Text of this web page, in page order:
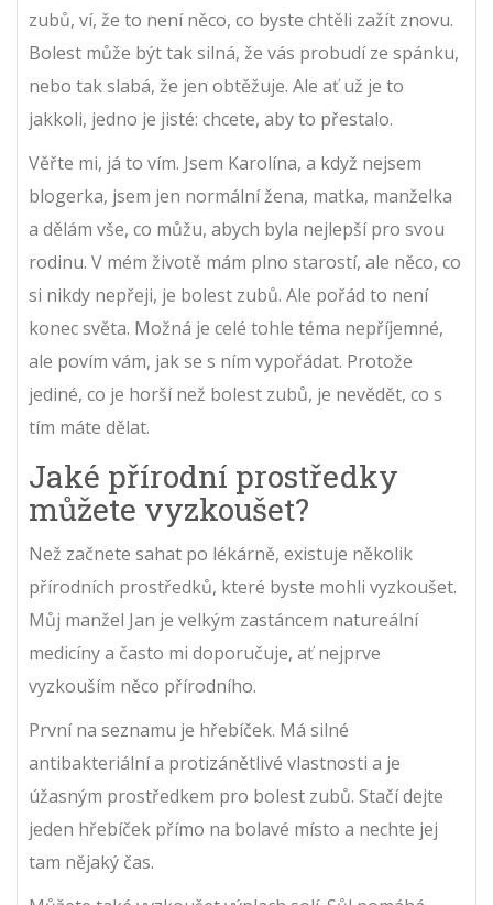
zubů, ví, že to není něco, co byste chtěli zažít znovu.
Bolest může být tak silná, že vás probudí ze spánku,
nebo tak slabá, že jen obtěžuje. Ale ať už je to
jakkoli, jedno je jisté: chcete, aby to přestalo.
Věřte mi, já to vím. Jsem Karolína, a když nejsem
blogerka, jsem jen normální žena, matka, manželka
a dělám vše, co můžu, abych byla nejlepší pro svou
rodinu. V mém životě mám plno starostí, ale něco, co
si nikdy nepřeji, je bolest zubů. Ale pořád to není
konec světa. Možná je celé tohle téma nepříjemné,
ale povím vám, jak se s ním vypořádat. Protože
jediné, co je horší než bolest zubů, je nevědět, co s
tím máte dělat.
Jaké přírodní prostředky
můžete vyzkoušet?
Než začnete sahat po lékárně, existuje několik
přírodních prostředků, které byste mohli vyzkoušet.
Můj manžel Jan je velkým zastáncem natureální
medicíny a často mi doporučuje, ať nejprve
vyzkouším něco přírodního.
První na seznamu je hřebíček. Má silné
antibakteriální a protizánětlivé vlastnosti a je
úžasným prostředkem pro bolest zubů. Stačí dejte
jeden hřebíček přímo na bolavé místo a nechte jej
tam nějaký čas.